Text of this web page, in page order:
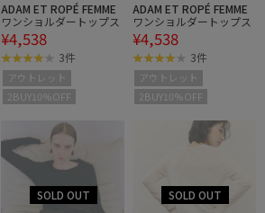
ADAM ET ROPÉ FEMME
ワンショルダートップス
¥4,538
3件
アウトレット
2BUY10%OFF
ADAM ET ROPÉ FEMME
ワンショルダートップス
¥4,538
3件
アウトレット
2BUY10%OFF